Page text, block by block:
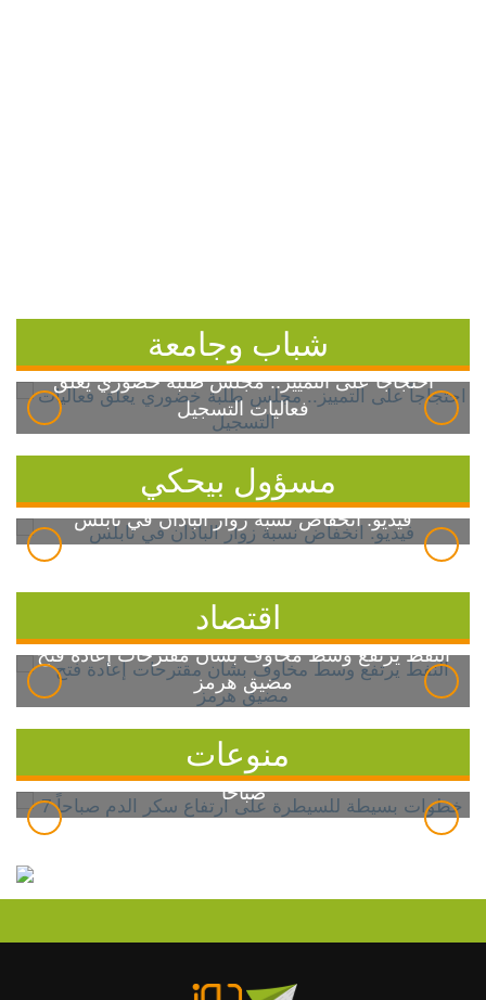
شباب وجامعة
احتجاجاً على التمييز.. مجلس طلبة خضوري يعلق
فعاليات التسجيل
مسؤول بيحكي
فيديو: انخفاض نسبة زوار الباذان في نابلس
اقتصاد
النفط يرتفع وسط مخاوف بشأن مقترحات إعادة فتح
مضيق هرمز
منوعات
7 خطوات بسيطة للسيطرة على ارتفاع سكر الدم
صباحاً